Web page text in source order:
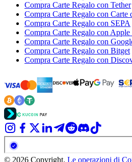
Compra Carte Regalo con Tether
Compra Carte Regalo con Carte
Compra Carte Regalo con SEPA
Compra Carte Regalo con Apple
Compra Carte Regalo con
Compra Carte Regalo con Bitget
Compra Carte Regalo con
© 2026 Copyright. Le operazioni di